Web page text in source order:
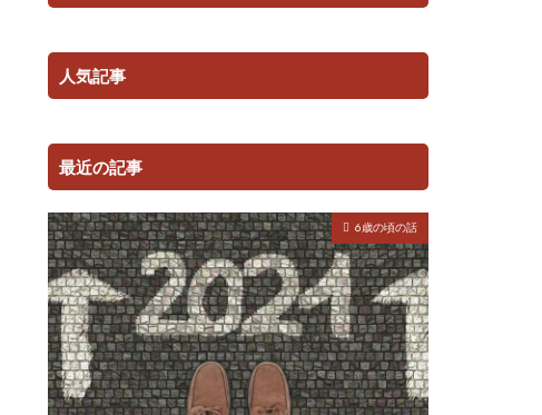
人気記事
最近の記事
6歳の頃の話